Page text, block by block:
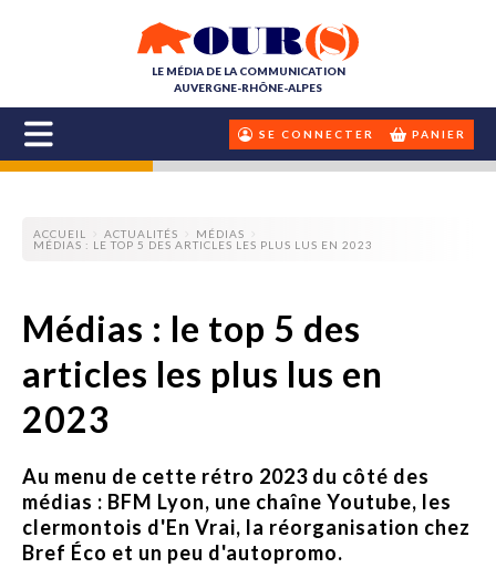
LE MÉDIA DE LA COMMUNICATION
AUVERGNE-RHÔNE-ALPES
SE CONNECTER PANIER
ACCUEIL ACTUALITÉS
MÉDIAS
MÉDIAS : LE TOP 5 DES ARTICLES LES PLUS LUS EN 2023
Médias : le top 5 des
articles les plus lus en
2023
Au menu de cette rétro 2023 du côté des
médias : BFM Lyon, une chaîne Youtube, les
clermontois d'En Vrai, la réorganisation chez
Bref Éco et un peu d'autopromo.